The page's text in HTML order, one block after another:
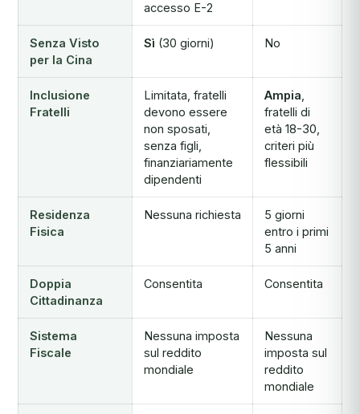
accesso E-2
Senza Visto
per la Cina
Sì (30 giorni) No
Inclusione
Fratelli
Limitata, fratelli
devono essere
non sposati,
senza figli,
finanziariamente
dipendenti
Ampia
fratelli di
età 18-30,
criteri più
flessibili
Residenza
Fisica
Nessuna richiesta
5 giorni
entro i primi
5 anni
Doppia
Cittadinanza
Consentita Consentita
Sistema
Fiscale
Nessuna imposta
sul reddito
mondiale
Nessuna
imposta sul
reddito
mondiale